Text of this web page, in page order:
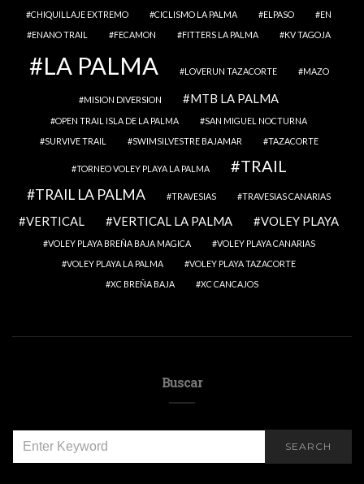
CHIQUILLAJE EXTREMO CICLISMO LA PALMA ELPASO
EN
ENANO TRAIL
FECAMON FITTERS LA PALMA KV TAGOJA
LA PALMA LOVERUN TAZACORTE MAZO
MISION DIVERSION MTB LA PALMA
OPEN TRAIL ISLA DE LA PALMA
SAN MIGUEL NOCTURNA
SURVIVE TRAIL
SWIMSILVESTRE BAJAMAR TAZACORTE
TORNEO VOLEY PLAYA LA PALMA TRAIL
TRAIL LA PALMA TRAVESIAS TRAVESIAS CANARIAS
VERTICAL VERTICAL LA PALMA VOLEY PLAYA
VOLEY PLAYA BREÑA BAJA MAGICA
VOLEY PLAYA CANARIAS
VOLEY PLAYA LA PALMA
VOLEY PLAYA TAZACORTE
XC BREÑA BAJA
XC CANCAJOS
Buscar
FOR:
SEARCH